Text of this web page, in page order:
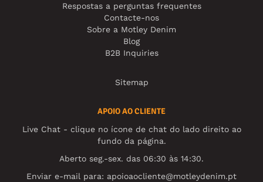
Respostas a perguntas frequentes
Contacte-nos
Sobre a Motley Denim
Blog
B2B Inquiries
Sitemap
APOIO AO CLIENTE
Live Chat - clique no ícone de chat do lado direito ao
fundo da página.
Aberto seg.-sex. das 06:30 às 14:30.
Enviar e-mail para: apoioaocliente@motleydenim.pt